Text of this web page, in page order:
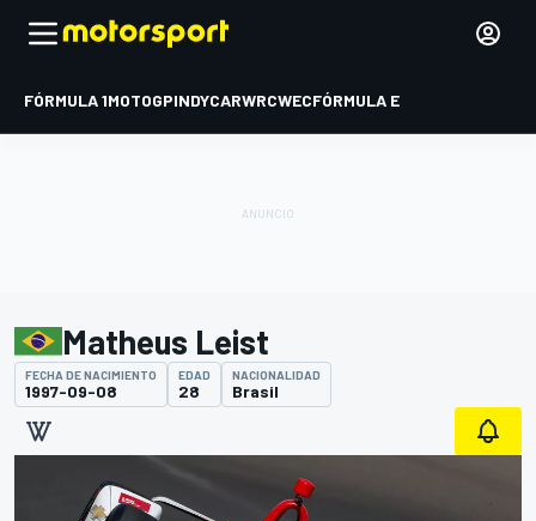
FÓRMULA 1MOTOGPINDYCARWRCWECFÓRMULA E
Matheus Leist
FECHA DE NACIMIENTO
1997-09-08
EDAD
28
NACIONALIDAD
Brasil